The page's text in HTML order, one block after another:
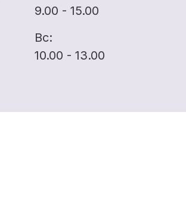
9.00 - 15.00
Вс:
10.00 - 13.00